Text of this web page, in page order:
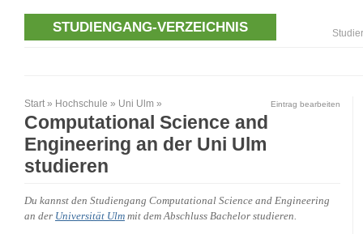
STUDIENGANG-VERZEICHNIS
Start » Hochschule » Uni Ulm » Eintrag bearbeiten
Computational Science and
Engineering an der Uni Ulm
studieren
Du kannst den Studiengang Computational Science and Engineering
an der Universität Ulm mit dem Abschluss Bachelor studieren.